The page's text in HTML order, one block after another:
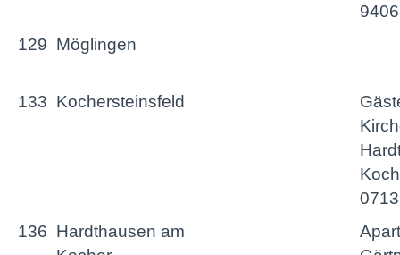
129 Möglingen
133 Kochersteinsfeld
136 Hardthausen am